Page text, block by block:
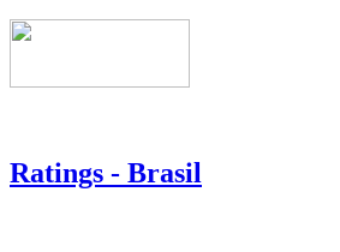
Ratings - Brasil